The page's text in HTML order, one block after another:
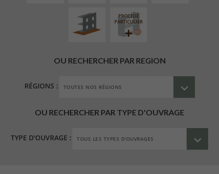
PROCÉDÉ
PARTICULIER
OU RECHERCHER PAR REGION
RÉGIONS :
OU RECHERCHER PAR TYPE D'OUVRAGE
TYPE D'OUVRAGE :